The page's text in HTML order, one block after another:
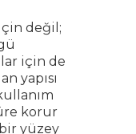
değil;
için de
yapısı
korur
yüzey